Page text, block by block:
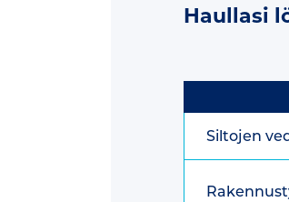
Haullasi
Siltojen